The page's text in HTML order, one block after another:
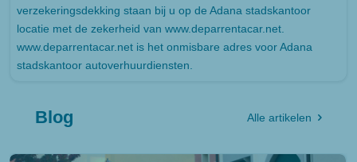
verzekeringsdekking staan bij u op de Adana stadskantoor
locatie met de zekerheid van www.deparrentacar.net.
www.deparrentacar.net is het onmisbare adres voor Adana
stadskantoor autoverhuurdiensten.
Blog Alle artikelen